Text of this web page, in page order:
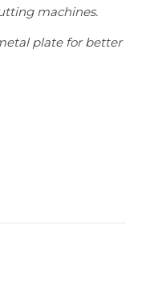
machines.
plate for better